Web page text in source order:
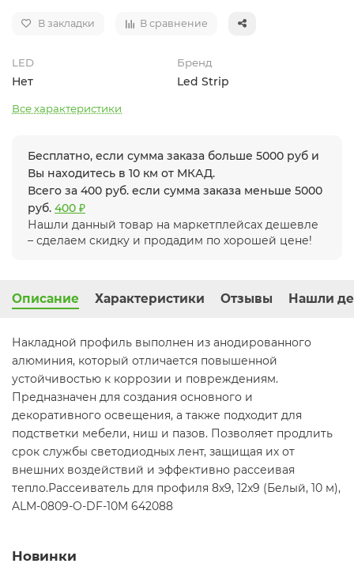
В закладки В сравнение
LED
Нет
Бренд
Led Strip
Все характеристики
Бесплатно, если сумма заказа больше 5000 руб и
Вы находитесь в 10 км от МКАД.
Всего за 400 руб. если сумма заказа меньше 5000
руб. 400 ₽
Нашли данный товар на маркетплейсах дешевле
– сделаем скидку и продадим по хорошей цене!
Описание Характеристики Отзывы Нашли
Накладной профиль выполнен из анодированного
алюминия, который отличается повышенной
устойчивостью к коррозии и повреждениям.
Предназначен для создания основного и
декоративного освещения, а также подходит для
подстветки мебели, ниш и пазов. Позволяет продлить
срок службы светодиодных лент, защищая их от
внешних воздействий и эффективно рассеивая
тепло.Рассеиватель для профиля 8x9, 12x9 (Белый, 10 м),
ALM-0809-O-DF-10M 642088
Новинки